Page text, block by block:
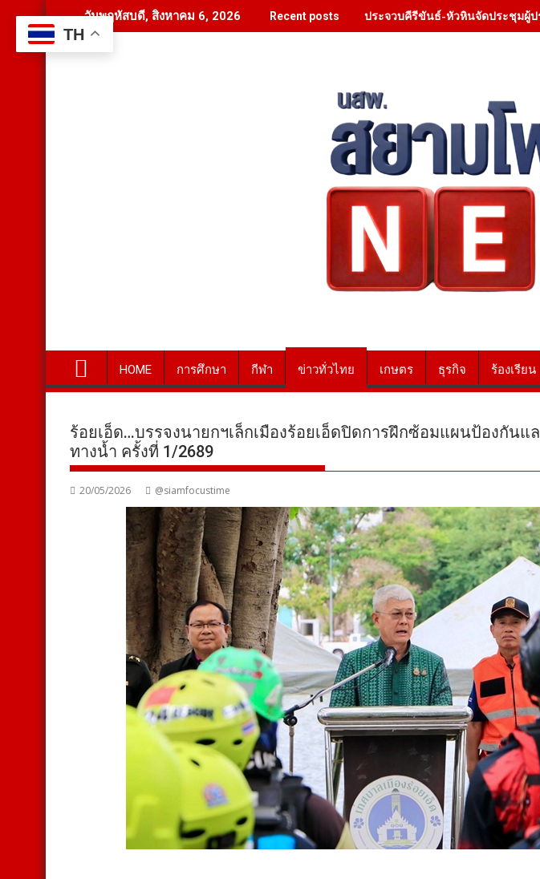
to
content
วันพฤหัสบดี, สิงหาคม 6, 2026 Recent posts ประจวบคีรีขันธ์-หัวหินจัดประชุมผู้ป
HOME การศึกษา กีฬา ข่าวทั่วไทย เกษตร ธุรกิจ ร้องเรียน
ร้อยเอ็ด…บรรจงนายกฯเล็กเมืองร้อยเอ็ดปิดการฝึกซ้อมแผนป้องกันแ
ทางน้ำ ครั้งที่ 1/2689
20/05/2026 @siamfocustime
TH